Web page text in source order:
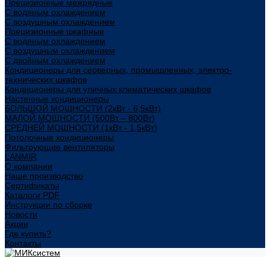
Прецизионные межрядные
С водяным охлаждением
С воздушным охлаждением
Прецизионные шкафные
С водяным охлаждением
С воздушным охлаждением
С двойным охлаждением
Кондиционеры для серверных, промышленных, электро-
технических шкафов
Кондиционеры для уличных климатических шкафов
Настенные кондиционеры
БОЛЬШОЙ МОЩНОСТИ (2кВт - 6,5кВт)
МАЛОЙ МОЩНОСТИ (500Вт – 800Вт)
СРЕДНЕЙ МОЩНОСТИ (1кВт - 1,5кВт)
Потолочные кондиционеры
Фильтрующие вентиляторы
LANMIR
О компании
Наше производство
Сертификаты
Каталоги PDF
Инструкции по сборке
Новости
Акции
Где купить?
Контакты